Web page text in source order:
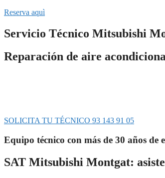
Reserva aquì
Servicio Técnico Mitsubishi
Reparación de aire
SOLICITA TU TÉCNICO 93 143 91 05
Equipo técnico con más de 30 años de
SAT Mitsubishi Montgat: